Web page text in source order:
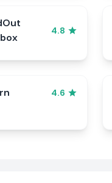
4.8
4.6